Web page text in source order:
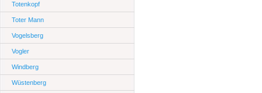
Totenkopf
Toter Mann
Vogelsberg
Vogler
Windberg
Wüstenberg